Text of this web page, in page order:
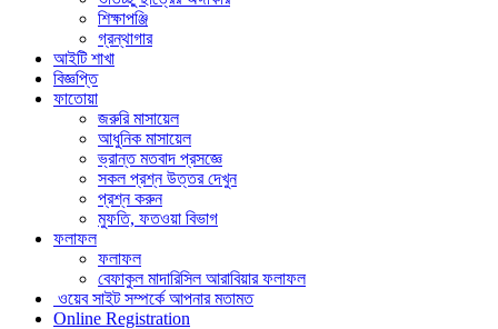
শিক্ষাপঞ্জি
গ্রন্থাগার
আইটি শাখা
বিজ্ঞপ্তি
ফাতোয়া
জরুরি মাসায়েল
আধুনিক মাসায়েল
ভ্রান্ত মতবাদ প্রসজ্ঞে
সকল প্রশ্ন উত্তর দেখুন
প্রশ্ন করুন
মুফতি, ফতওয়া বিভাগ
ফলাফল
ফলাফল
বেফাকুল মাদারিসিল আরাবিয়ার ফলাফল
ওয়েব সাইট সম্পর্কে আপনার মতামত
Online Registration